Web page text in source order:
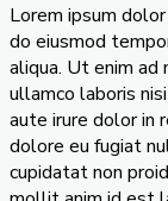
Lorem ipsum
do eiusmod
aliqua. Ut enim ad
ullamco laboris
aute irure dolor in
dolore eu fugiat
cupidatat non